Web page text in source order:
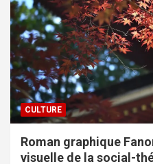
CULTURE
Roman graphique
visuelle de la social-